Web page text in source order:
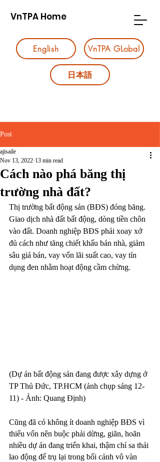
VnTPA Home
English VnTPA GLobal
日本語
Post
Cách nào phá băng thị
trường nhà đất?
ajisaile
Nov 13, 2022 13 min read
Thị trường bất động sản (BĐS) đóng băng.
Giao dịch nhà đất bất động, dòng tiền chôn
vào đất. Doanh nghiệp BĐS phải xoay xở
đủ cách như tăng chiết khấu bán nhà, giảm
sâu giá bán, vay vốn lãi suất cao, vay tín
dụng đen nhằm hoạt động cầm chừng.
(Dự án bất động sản đang được xây dựng ở
TP Thủ Đức, TP.HCM (ảnh chụp sáng 12-
11) - Ảnh: Quang Định)
Cũng đã có không ít doanh nghiệp BĐS vì
thiếu vốn nên buộc phải dừng, giãn, hoãn
nhiều dự án đang triển khai, thậm chí sa thải
lao động để trụ lại trong bối cảnh vô vàn